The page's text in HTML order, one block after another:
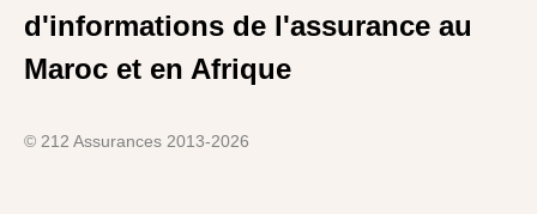
d'informations de l'assurance au
Maroc et en Afrique
© 212 Assurances 2013-2026